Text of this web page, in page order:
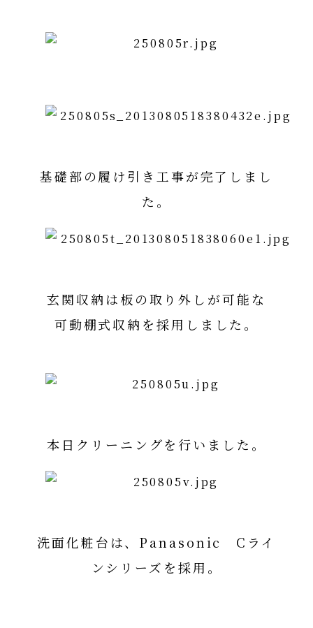
基礎部の履け引き工事が完了しまし
た。
玄関収納は板の取り外しが可能な
可動棚式収納を採用しました。
本日クリーニングを行いました。
洗面化粧台は、Panasonic Cライ
ンシリーズを採用。